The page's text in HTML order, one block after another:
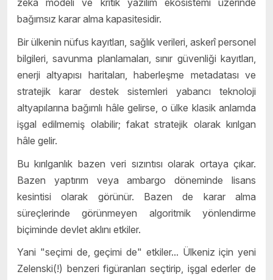
zekâ modeli ve kritik yazılım ekosistemi üzerinde
bağımsız karar alma kapasitesidir.
Bir ülkenin nüfus kayıtları, sağlık verileri, askerî personel
bilgileri, savunma planlamaları, sınır güvenliği kayıtları,
enerji altyapısı haritaları, haberleşme metadatası ve
stratejik karar destek sistemleri yabancı teknoloji
altyapılarına bağımlı hâle gelirse, o ülke klasik anlamda
işgal edilmemiş olabilir; fakat stratejik olarak kırılgan
hâle gelir.
Bu kırılganlık bazen veri sızıntısı olarak ortaya çıkar.
Bazen yaptırım veya ambargo döneminde lisans
kesintisi olarak görünür. Bazen de karar alma
süreçlerinde görünmeyen algoritmik yönlendirme
biçiminde devlet aklını etkiler.
Yani "seçimi de, geçimi de" etkiler... Ülkeniz için yeni
Zelenski(!) benzeri figüranları seçtirip, işgal ederler de